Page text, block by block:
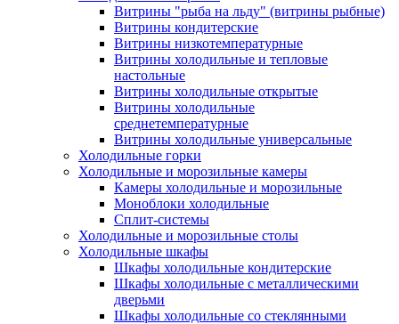
Витрины "рыба на льду" (витрины рыбные)
Витрины кондитерские
Витрины низкотемпературные
Витрины холодильные и тепловые
настольные
Витрины холодильные открытые
Витрины холодильные
среднетемпературные
Витрины холодильные универсальные
Холодильные горки
Холодильные и морозильные камеры
Камеры холодильные и морозильные
Моноблоки холодильные
Сплит-системы
Холодильные и морозильные столы
Холодильные шкафы
Шкафы холодильные кондитерские
Шкафы холодильные с металлическими
дверьми
Шкафы холодильные со стеклянными